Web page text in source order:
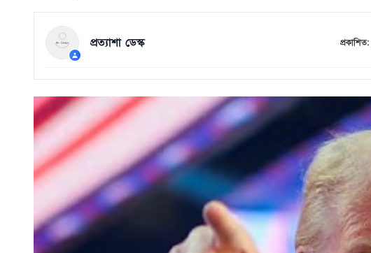
প্রত্যাশা ডেস্ক প্রকাশিত: